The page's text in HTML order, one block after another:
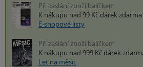
Při zaslání zboží balíčkem
K nákupu nad 99 Kč dárek zdarma
E-shopové listy
Při zaslání zboží balíčkem
K nákupu nad 999 Kč dárek
Let na měsíc